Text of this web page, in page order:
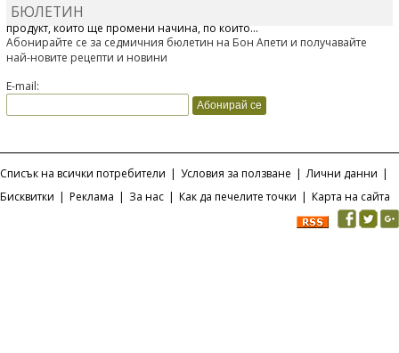
Отскоро Лесафр България стартира предлагането на изцяло нов
продукт, който ще промени начина, по който...
БЮЛЕТИН
Абонирайте се за седмичния бюлетин на Бон Апети и получавайте
най-новите рецепти и новини
E-mail:
Списък на всички потребители | Условия за ползване | Лични данни |
Бисквитки | Реклама | За нас | Как да печелите точки | Карта на сайта